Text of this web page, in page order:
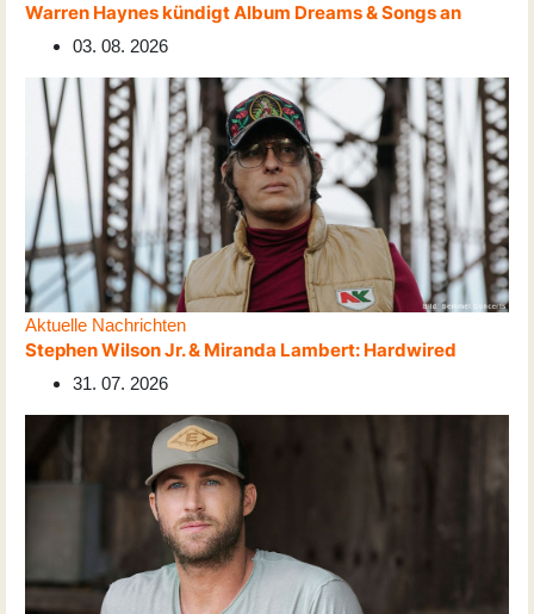
Warren Haynes kündigt Album Dreams & Songs an
03. 08. 2026
Aktuelle Nachrichten
Stephen Wilson Jr. & Miranda Lambert: Hardwired
31. 07. 2026